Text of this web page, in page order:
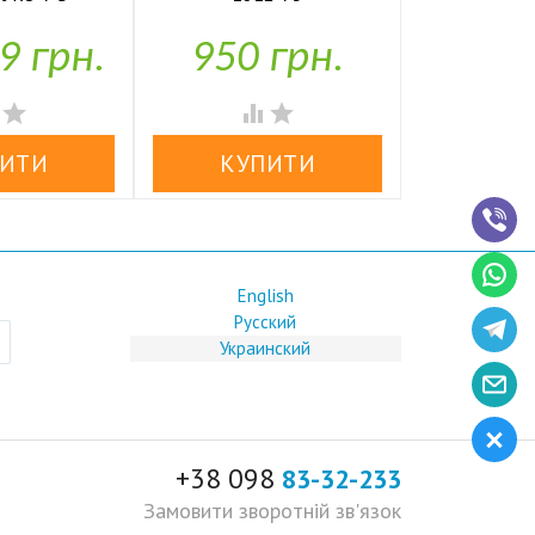
грн.

У наявності
950 грн.
 
English
Русский
Украинский
+38 098 83-32-233
Замовити зворотній зв'язок